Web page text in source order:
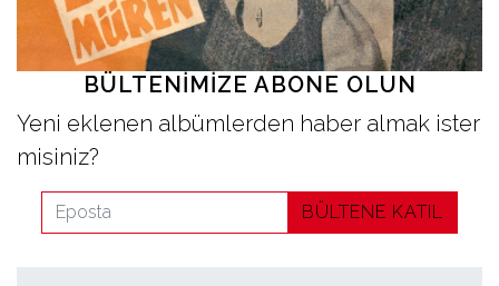
BÜLTENIMIZE ABONE OLUN
Yeni eklenen albümlerden haber almak ister
misiniz?
BÜLTENE KATIL